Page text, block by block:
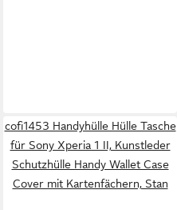
cofi1453 Handyhülle Hülle Tasche
für Sony Xperia 1 II, Kunstleder
Schutzhülle Handy Wallet Case
Cover mit Kartenfächern, Stan